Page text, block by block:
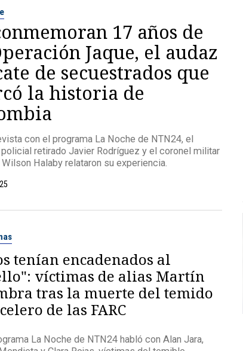
17 años de
Jaque, el audaz
de secuestrados que
la historia de
con el programa La Noche de NTN24, el
retirado Javier Rodríguez y el coronel militar
Halaby relataron su experiencia.
tenían encadenados al
víctimas de alias Martín
tras la muerte del temido
de las FARC
La Noche de NTN24 habló con Alan Jara,